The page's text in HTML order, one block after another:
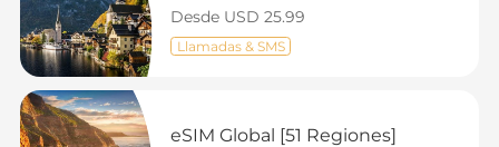
Desde USD 25.99
Llamadas & SMS
eSIM Global [51 Regiones]